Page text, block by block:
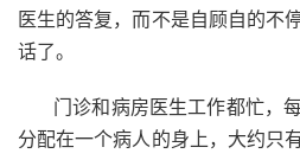
医生的答复，而不是自顾自的不
话了。
门诊和病房医生工作都忙，
分配在一个病人的身上，大约只